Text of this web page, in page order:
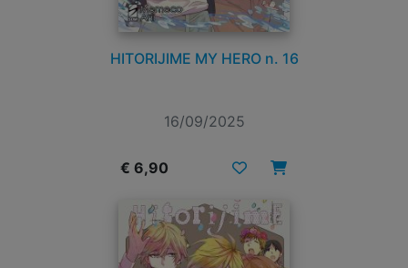
HITORIJIME MY HERO n. 16
16/09/2025
€ 6,90